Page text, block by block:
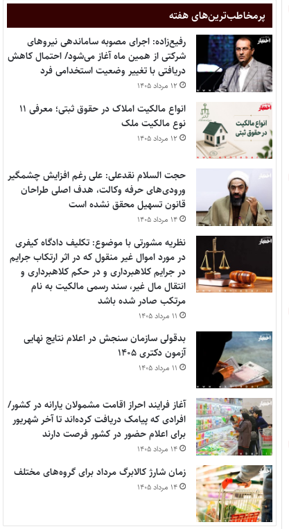
پر‌مخاطب‌ترین‌های هفته
رفیع‌زاده: اجرای مصوبه ساماندهی نیروهای
شرکتی از همین ماه آغاز می‌شود/ احتمال کاهش
دریافتی با تغییر وضعیت استخدامی فرد
۱۲ مرداد ۱۴۰۵
انواع مالکیت املاک در حقوق ثبتی؛ معرفی ۱۱
نوع مالکیت ملک
۱۲ مرداد ۱۴۰۵
حجت السلام نقدعلی: علی رغم افزایش چشمگیر
ورودی‌های حرفه وکالت، هدف اصلی طراحان
قانون تسهیل محقق نشده است
۱۴ مرداد ۱۴۰۵
نظریه مشورتی با موضوع: تکلیف دادگاه کیفری
در مورد اموال غیر منقول که در اثر ارتکاب جرایم
در جرایم کلاهبرداری و در حکم کلاهبرداری و
انتقال مال غیر، سند رسمی مالکیت به نام
مرتکب صادر شده باشد
۱۱ مرداد ۱۴۰۵
بدقولی سازمان سنجش در اعلام نتایج نهایی
آزمون دکتری ۱۴۰۵
۱۱ مرداد ۱۴۰۵
آغاز فرایند احراز اقامت مشمولان یارانه در کشور/
افرادی که پیامک دریافت کرده‌اند تا آخر شهریور
برای اعلام حضور در کشور فرصت دارند
۱۴ مرداد ۱۴۰۵
زمان شارژ کالابرگ مرداد برای گروه‌های مختلف
۱۴ مرداد ۱۴۰۵